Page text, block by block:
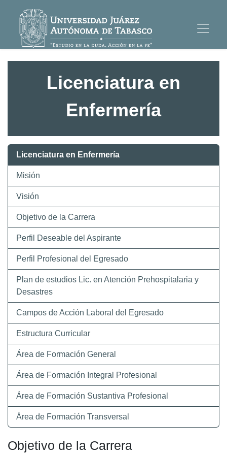
Licenciatura en
Enfermería
Licenciatura en Enfermería
Misión
Visión
Objetivo de la Carrera
Perfil Deseable del Aspirante
Perfil Profesional del Egresado
Plan de estudios Lic. en Atención Prehospitalaria y
Desastres
Campos de Acción Laboral del Egresado
Estructura Curricular
Área de Formación General
Área de Formación Integral Profesional
Área de Formación Sustantiva Profesional
Área de Formación Transversal
Objetivo de la Carrera